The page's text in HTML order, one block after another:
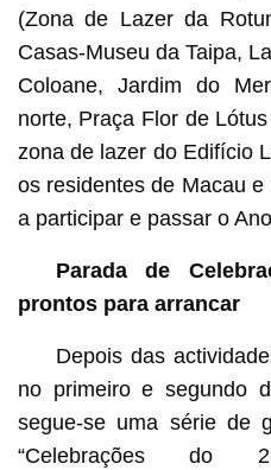
(Zona de Lazer da
Casas-Museu da Taipa,
Coloane, Jardim do
norte, Praça Flor de
zona de lazer do Edifício
os residentes de Macau
a participar e passar o
Parada de
prontos para arrancar
Depois das
no primeiro e segundo
segue-se uma série de
“Celebrações do